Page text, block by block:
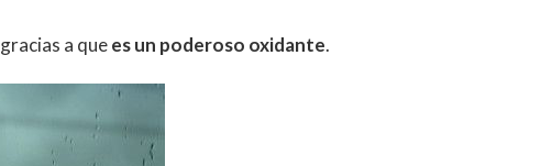
gracias a quees un poderoso oxidante.